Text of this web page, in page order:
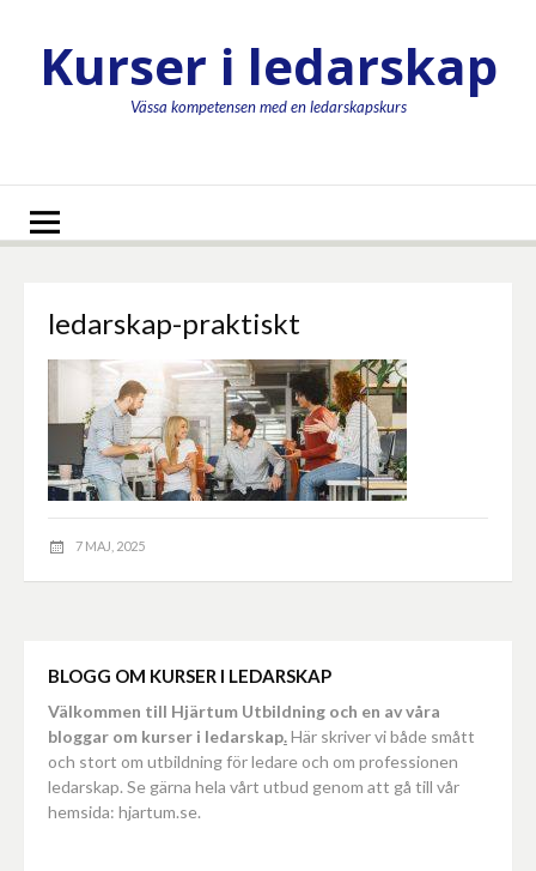
innehållKurser i ledarskap
Vässa kompetensen med en ledarskapskurs
ledarskap-praktiskt
7 MAJ, 2025
BLOGG OM KURSER I LEDARSKAP
Välkommen till Hjärtum Utbildning och en av våra
bloggar om kurser i ledarskap.Här skriver vi både smått
och stort om utbildning för ledare och om professionen
ledarskap. Se gärna hela vårt utbud genom att gå till vår
hemsida: hjartum.se.